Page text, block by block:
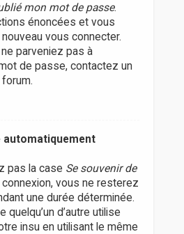
mon mot de passe.
énoncées et vous
vous connecter.
parveniez pas à
de passe, contactez un
automatiquement
pas la case Se souvenir de
vous ne resterez
une durée déterminée.
quelqu’un d’autre utilise
insu en utilisant le même